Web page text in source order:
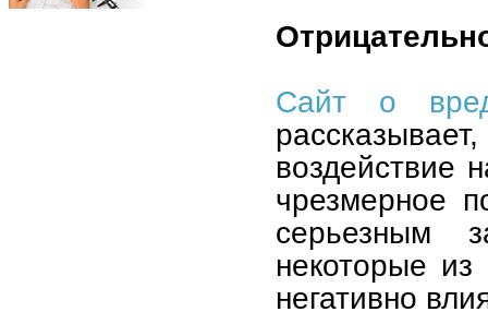
Сайт о
воздействие
чрезмерное
серьезным
некоторые из
негативно